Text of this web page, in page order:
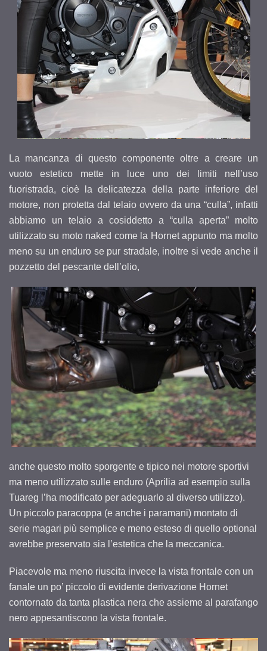
La mancanza di questo componente oltre a creare un
vuoto estetico mette in luce uno dei limiti nell’uso
fuoristrada, cioè la delicatezza della parte inferiore del
motore, non protetta dal telaio ovvero da una “culla”, infatti
abbiamo un telaio a cosiddetto a “culla aperta” molto
utilizzato su moto naked come la Hornet appunto ma molto
meno su un enduro se pur stradale, inoltre si vede anche il
pozzetto del pescante dell’olio,
anche questo molto sporgente e tipico nei motore sportivi
ma meno utilizzato sulle enduro (Aprilia ad esempio sulla
Tuareg l’ha modificato per adeguarlo al diverso utilizzo).
Un piccolo paracoppa (e anche i paramani) montato di
serie magari più semplice e meno esteso di quello optional
avrebbe preservato sia l’estetica che la meccanica.
Piacevole ma meno riuscita invece la vista frontale con un
fanale un po’ piccolo di evidente derivazione Hornet
contornato da tanta plastica nera che assieme al parafango
nero appesantiscono la vista frontale.